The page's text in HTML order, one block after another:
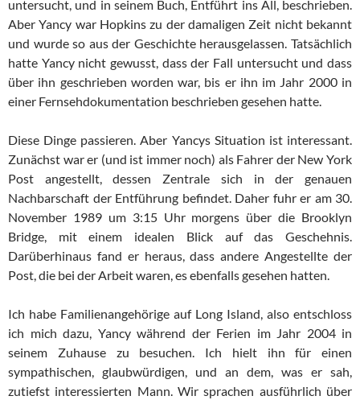
untersucht, und in seinem Buch, Entführt ins All, beschrieben.
Aber Yancy war Hopkins zu der damaligen Zeit nicht bekannt
und wurde so aus der Geschichte herausgelassen. Tatsächlich
hatte Yancy nicht gewusst, dass der Fall untersucht und dass
über ihn geschrieben worden war, bis er ihn im Jahr 2000 in
einer Fernsehdokumentation beschrieben gesehen hatte.
Diese Dinge passieren. Aber Yancys Situation ist interessant.
Zunächst war er (und ist immer noch) als Fahrer der New York
Post angestellt, dessen Zentrale sich in der genauen
Nachbarschaft der Entführung befindet. Daher fuhr er am 30.
November 1989 um 3:15 Uhr morgens über die Brooklyn
Bridge, mit einem idealen Blick auf das Geschehnis.
Darüberhinaus fand er heraus, dass andere Angestellte der
Post, die bei der Arbeit waren, es ebenfalls gesehen hatten.
Ich habe Familienangehörige auf Long Island, also entschloss
ich mich dazu, Yancy während der Ferien im Jahr 2004 in
seinem Zuhause zu besuchen. Ich hielt ihn für einen
sympathischen, glaubwürdigen, und an dem, was er sah,
zutiefst interessierten Mann. Wir sprachen ausführlich über